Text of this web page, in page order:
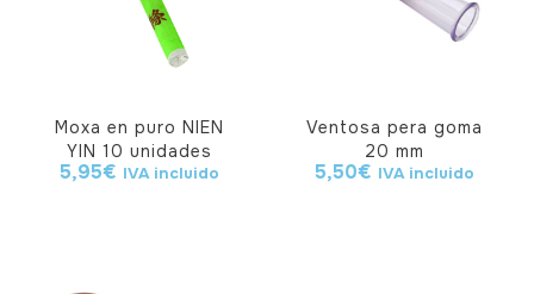
Moxa en puro NIEN
YIN 10 unidades
5,95€ IVA incluido
Ventosa pera goma
20 mm
5,50€ IVA incluido